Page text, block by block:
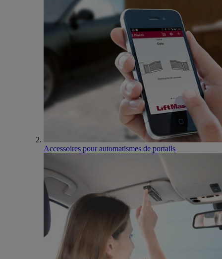
Accessoires pour automatismes de portails